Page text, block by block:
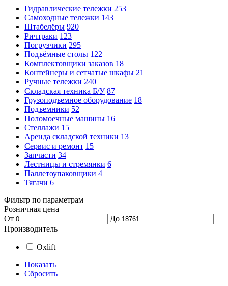
Гидравлические тележки 253
Самоходные тележки 143
Штабелёры 920
Ричтраки 123
Погрузчики 295
Подъёмные столы 122
Комплектовщики заказов 18
Контейнеры и сетчатые шкафы 21
Ручные тележки 240
Складская техника Б/У 87
Грузоподъемное оборудование 18
Подъемники 52
Поломоечные машины 16
Стеллажи 15
Аренда складской техники 13
Сервис и ремонт 15
Запчасти 34
Лестницы и стремянки 6
Паллетоупаковщики 4
Тягачи 6
Фильтр по параметрам
Розничная цена
От
До
Производитель
Oxlift
Показать
Сбросить